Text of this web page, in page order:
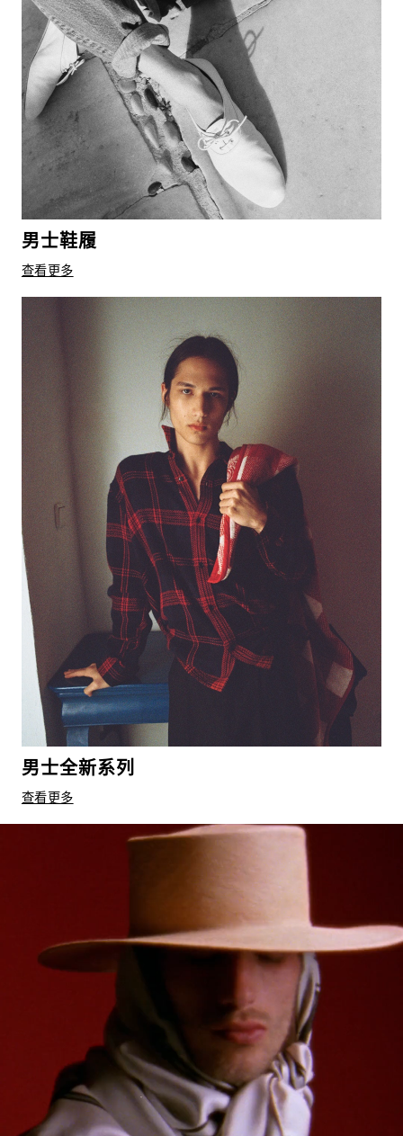
男士鞋履
查看更多
男士全新系列
查看更多